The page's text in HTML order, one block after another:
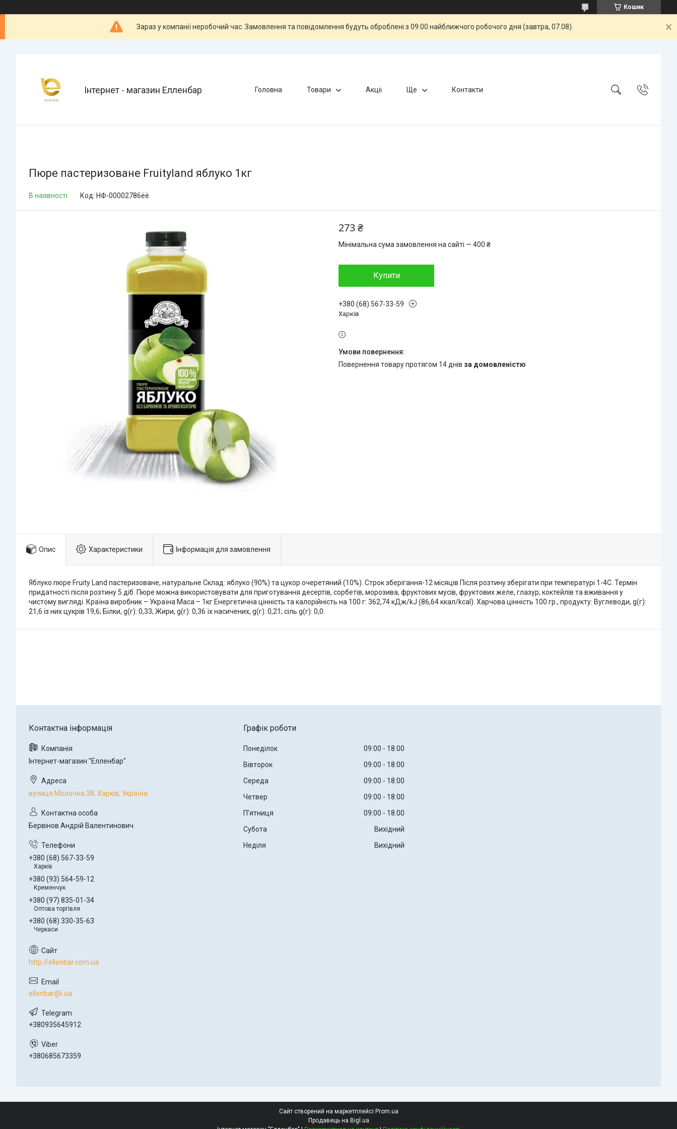
Кошик
Зараз у компанії неробочий час. Замовлення та повідомлення будуть оброблені з 09:00 найближчого робочого дня (завтра, 07.08).
Інтернет - магазин Елленбар Головна Товари Акціі Ще Контакти
Пюре пастеризоване Fruityland яблуко 1кг
В наявності Код: НФ-00002786ёё
273 ₴
Мінімальна сума замовлення на сайті — 400 ₴
Купити
+380 (68) 567-33-59
Харків
повернення товару протягом 14 днів за домовленістю
Опис Характеристики Інформація для замовлення
Яблуко пюре Fruity Land пастеризоване, натуральне Склад: яблуко (90%) та цукор очеретяний (10%). Строк зберігання-12 місяців Після розтину зберігати при температурі 1-4С. Термін
придатності після розтину 5 діб. Пюре можна використовувати для приготування десертів, сорбетів, морозива, фруктових мусів, фруктових желе, глазур, коктейлів та вживання у
чистому вигляді. Країна виробник – Україна Маса – 1кг Енергетична цінність та калорійність на 100 г: 362,74 кДж/kJ (86,64 ккал/kcal). Харчова цінність 100 гр., продукту: Вуглеводи, g(г):
21,6 із них цукрів 19,6; Білки, g(г): 0,33; Жири, g(г): 0,36 їх насичених, g(г): 0,21; сіль g(г): 0,0.
Інтернет-магазин "Елленбар"
вулиця Молочна 38, Харків, Україна
Бервінов Андрій Валентинович
+380 (68) 567-33-59
Харків
+380 (93) 564-59-12
Кременчук
+380 (97) 835-01-34
Оптова торгівля
+380 (68) 330-35-63
Черкаси
http://ellenbar.com.ua
ellenbar@i.ua
+380935645912
+380685673359
Графік роботи
Понеділок 09:00
18:00
Вівторок
09:00
18:00
Середа
09:00
18:00
Четвер
09:00
18:00
Пʼятниця
09:00
18:00
Субота
Вихідний
Неділя
Вихідний
Сайт створений на маркетплейсі Prom.ua
Продавець на Bigl.ua